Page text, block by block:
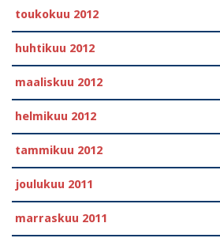
toukokuu 2012
huhtikuu 2012
maaliskuu 2012
helmikuu 2012
tammikuu 2012
joulukuu 2011
marraskuu 2011